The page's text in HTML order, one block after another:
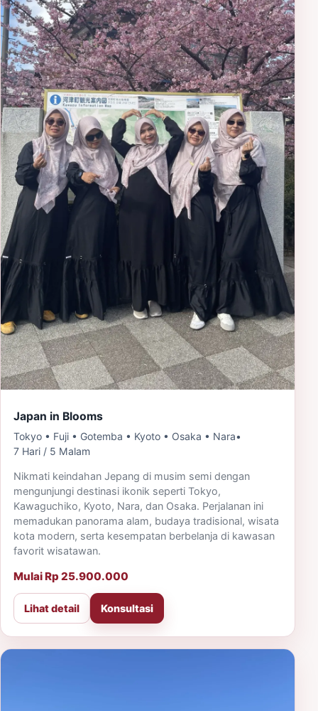
Japan in Blooms
Tokyo • Fuji • Gotemba • Kyoto • Osaka • Nara•
7 Hari / 5 Malam
Nikmati keindahan Jepang di musim semi dengan
mengunjungi destinasi ikonik seperti Tokyo,
Kawaguchiko, Kyoto, Nara, dan Osaka. Perjalanan ini
memadukan panorama alam, budaya tradisional, wisata
kota modern, serta kesempatan berbelanja di kawasan
favorit wisatawan.
Mulai Rp 25.900.000
Lihat detail Konsultasi